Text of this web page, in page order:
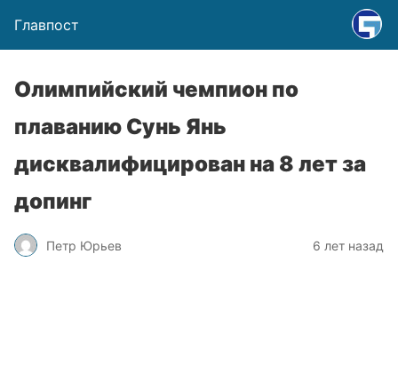
Главпост
Олимпийский чемпион по
плаванию Сунь Янь
дисквалифицирован на 8 лет за
допинг
Петр Юрьев 6 лет назад